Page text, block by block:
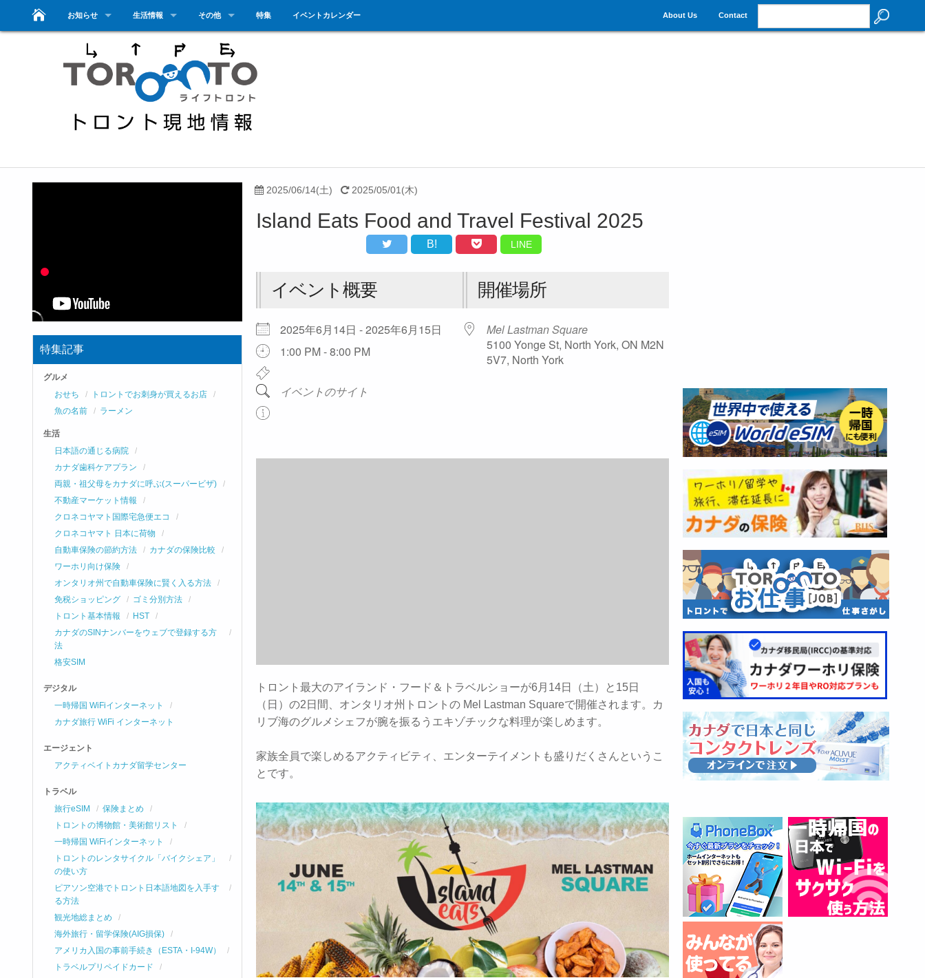
お知らせ 生活情報 その他 特集 イベントカレンダー About Us Contact
2025/06/14(土) 2025/05/01(木)
Island Eats Food and Travel Festival 2025
B! LINE
イベント概要
2025年6月14日 - 2025年6月15日
1:00 PM - 8:00 PM
イベントのサイト
開催場所
Mel Lastman Square
5100 Yonge St, North York, ON M2N
5V7, North York
トロント最大のアイランド・フード＆トラベルショーが6月14日（土）と15日
（日）の2日間、オンタリオ州トロントの Mel Lastman Squareで開催されます。カ
リブ海のグルメシェフが腕を振るうエキゾチックな料理が楽しめます。
家族全員で楽しめるアクティビティ、エンターテイメントも盛りだくさんというこ
とです。
特集記事
グルメ
おせち
トロントでお刺身が買えるお店
魚の名前
ラーメン
生活
日本語の通じる病院
カナダ歯科ケアプラン
両親・祖父母をカナダに呼ぶ(スーパービザ)
不動産マーケット情報
クロネコヤマト国際宅急便エコ
クロネコヤマト 日本に荷物
自動車保険の節約方法
カナダの保険比較
ワーホリ向け保険
オンタリオ州で自動車保険に賢く入る方法
免税ショッピング
ゴミ分別方法
トロント基本情報
HST
カナダのSINナンバーをウェブで登録する方
法
格安SIM
デジタル
一時帰国 WiFiインターネット
カナダ旅行 WiFi インターネット
エージェント
アクティベイトカナダ留学センター
トラベル
旅行eSIM
保険まとめ
トロントの博物館・美術館リスト
一時帰国 WiFiインターネット
トロントのレンタサイクル「バイクシェア」
の使い方
ピアソン空港でトロント日本語地図を入手す
る方法
観光地総まとめ
海外旅行・留学保険(AIG損保)
アメリカ入国の事前手続き（ESTA・I-94W）
トラベルプリペイドカード